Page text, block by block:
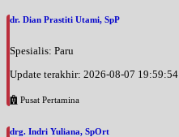
dr. Dian Prastiti Utami, SpP
Spesialis: Paru
Update terakhir: 2026-08-07 19:59:54
Pusat Pertamina
drg. Indri Yuliana, SpOrt